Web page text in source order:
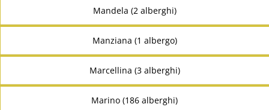
Mandela (2 alberghi)
Manziana (1 albergo)
Marcellina (3 alberghi)
Marino (186 alberghi)